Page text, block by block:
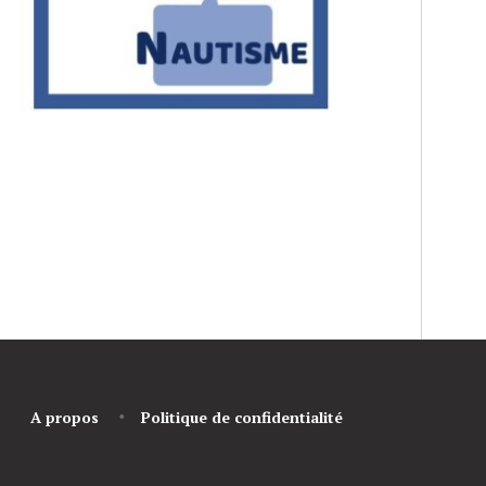
A propos Politique de confidentialité